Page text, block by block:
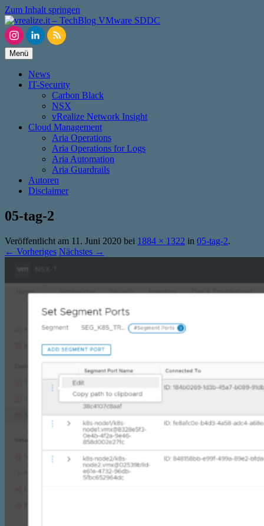
Zum Inhalt springen
Menü
News
IT-Security
Carbon Black
NSX
vRealize Network Insight
Cloud Management
Aria Operations
Aria Operations for Logs
Aria Automation
Aria Guardrails
Autoren
Disclaimer
05-tag-2
Veröffentlicht am 11. Juni 2020 bei 1884 × 1322 in 05-tag-2.
← Vorheriges Nächstes →